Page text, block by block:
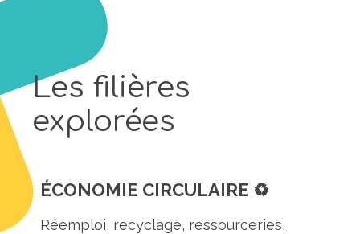
Les filières
explorées
ÉCONOMIE CIRCULAIRE ♻️
Réemploi, recyclage, ressourceries,